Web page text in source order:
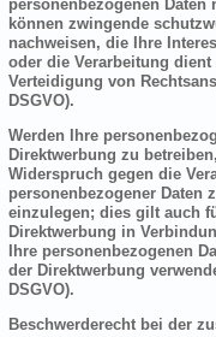
personenbezogenen
können zwingende
nachweisen, die Ihre
oder die Verarbeitung
Verteidigung von
DSGVO).
Werden Ihre
Direktwerbung zu
Widerspruch gegen die
personenbezogener Daten
einzulegen; dies gilt auch
Direktwerbung in
Ihre personenbezogenen
der Direktwerbung
DSGVO).
Beschwerderecht bei der